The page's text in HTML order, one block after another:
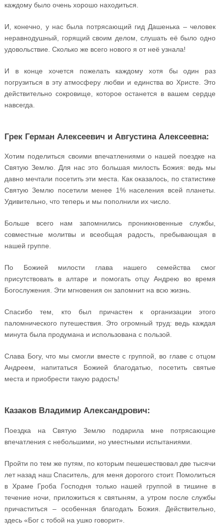
каждому было очень хорошо находиться.
И, конечно, у нас была потрясающий гид Дашенька – человек
неравнодушный, горящий своим делом, слушать её было одно
удовольствие. Сколько же всего нового я от неё узнала!
И в конце хочется пожелать каждому хотя бы один раз
погрузиться в эту атмосферу любви и единства во Христе. Это
действительно сокровище, которое останется в вашем сердце
навсегда.
Грек Герман Алексеевич и Августина Алексеевна:
Хотим поделиться своими впечатлениями о нашей поездке на
Святую Землю. Для нас это большая милость Божия: ведь мы
давно мечтали посетить эти места. Как оказалось, по статистике
Святую Землю посетили менее 1% населения всей планеты.
Удивительно, что теперь и мы пополнили их число.
Больше всего нам запомнились проникновенные службы,
совместные молитвы и всеобщая радость, пребывающая в
нашей группе.
По Божией милости глава нашего семейства смог
присутствовать в алтаре и помогать отцу Андрею во время
Богослужения. Эти мгновения он запомнит на всю жизнь.
Спасибо тем, кто был причастен к организации этого
паломнического путешествия. Это огромный труд: ведь каждая
минута была продумана и использована с пользой.
Слава Богу, что мы смогли вместе с группой, во главе с отцом
Андреем, напитаться Божией благодатью, посетить святые
места и приобрести такую радость!
Казаков Владимир Александрович:
Поездка на Святую Землю подарила мне потрясающие
впечатления с небольшими, но уместными испытаниями.
Пройти по тем же путям, по которым пешешествовал две тысячи
лет назад наш Спаситель, для меня дорогого стоит. Помолиться
в Храме Гроба Господня только нашей группой в тишине в
течение ночи, приложиться к святыням, а утром после службы
причаститься – особенная благодать Божия. Действительно,
здесь «Бог с тобой на ушко говорит».